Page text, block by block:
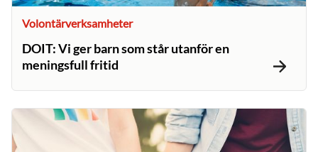
Volontärverksamheter
DOIT: Vi ger barn som står utanför en
meningsfull fritid